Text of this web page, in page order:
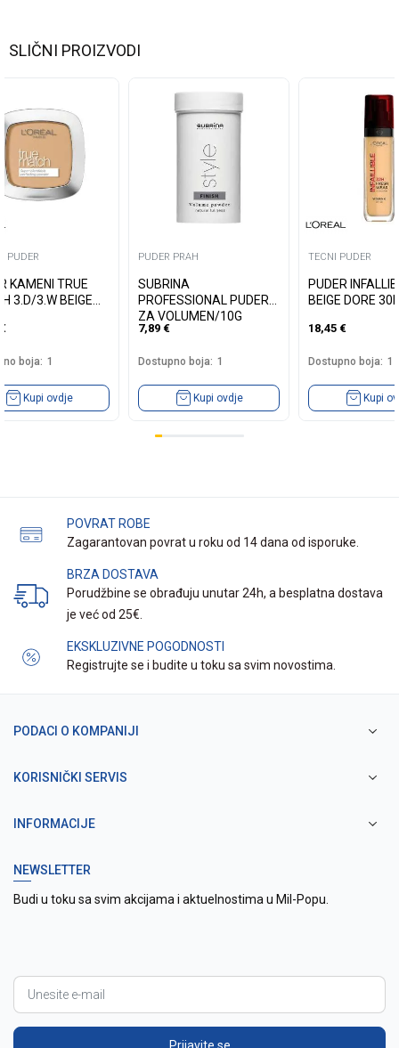
SLIČNI PROIZVODI
PUDER
KAMENI TRUE
3.D/3.W BEIGE
€
boja: 1
Kupi ovdje
PUDER PRAH
SUBRINA
PROFESSIONAL PUDER
ZA VOLUMEN/10G
7,89 €
Dostupno boja: 1
Kupi ovdje
TECNI PUDER
PUDER
BEIGE DORE
18,45 €
Dostupno boja: 1
Kupi
POVRAT ROBE
Zagarantovan povrat u roku od 14 dana od isporuke.
BRZA DOSTAVA
Porudžbine se obrađuju unutar 24h, a besplatna dostava
je već od 25€.
EKSKLUZIVNE POGODNOSTI
Registrujte se i budite u toku sa svim novostima.
PODACI O KOMPANIJI
KORISNIČKI SERVIS
INFORMACIJE
NEWSLETTER
Budi u toku sa svim akcijama i aktuelnostima u Mil-Popu.